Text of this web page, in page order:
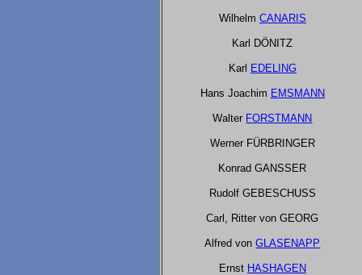
Wilhelm CANARIS
Karl DÖNITZ
Karl EDELING
Hans Joachim EMSMANN
Walter FORSTMANN
Werner FÜRBRINGER
Konrad GANSSER
Rudolf GEBESCHUSS
Carl, Ritter von GEORG
Alfred vonGLASENAPP
Ernst HASHAGEN